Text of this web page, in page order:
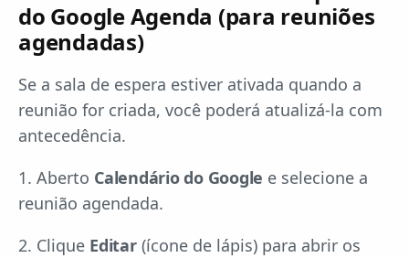
do Google Agenda (para reuniões
agendadas)
Se a sala de espera estiver ativada quando a
reunião for criada, você poderá atualizá-la com
antecedência.
1. Aberto Calendário do Google e selecione a
reunião agendada.
2. Clique Editar(ícone de lápis) para abrir os